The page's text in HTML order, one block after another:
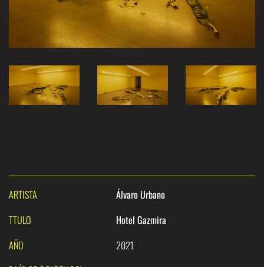
ARTISTA
Álvaro Urbano
TTULO
Hotel Gazmira
AÑO
2021